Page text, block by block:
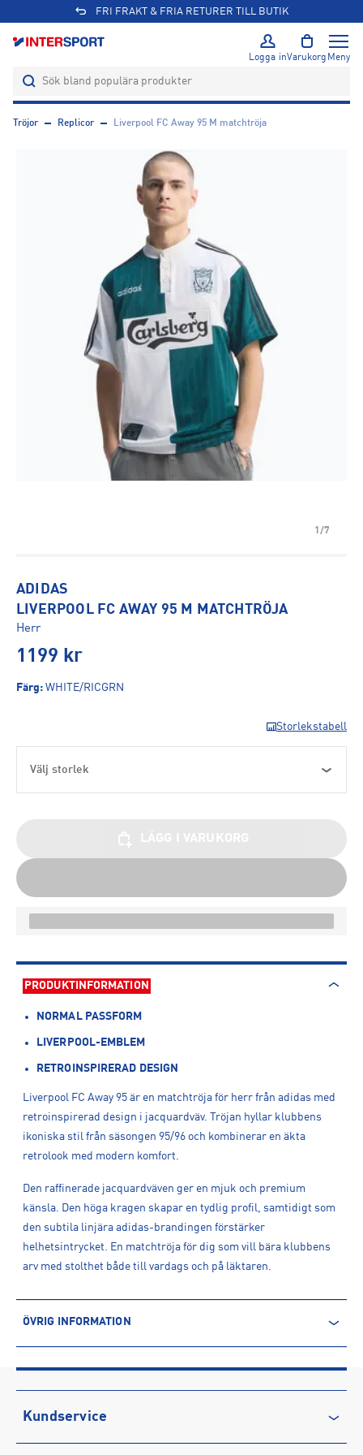
FRI FRAKT & FRIA RETURER TILL BUTIK
Logga inVarukorg Meny
Tröjor Replicor Liverpool FC Away 95 M matchtröja
1/7
ADIDAS
LIVERPOOL FC AWAY 95 M MATCHTRÖJA
Herr
1199 kr
Färg: WHITE/RICGRN
Storlekstabell
Välj storlek
PRODUKTINFORMATION
NORMAL PASSFORM
LIVERPOOL-EMBLEM
RETROINSPIRERAD DESIGN
Liverpool FC Away 95 är en matchtröja för herr från adidas med
retroinspirerad design i jacquardväv. Tröjan hyllar klubbens
ikoniska stil från säsongen 95/96 och kombinerar en äkta
retrolook med modern komfort.
Den raffinerade jacquardväven ger en mjuk och premium
känsla. Den höga kragen skapar en tydlig profil, samtidigt som
den subtila linjära adidas-brandingen förstärker
helhetsintrycket. En matchtröja för dig som vill bära klubbens
arv med stolthet både till vardags och på läktaren.
ÖVRIG INFORMATION
Produktnummer: 1620847
Leverantörens produktnummer: KA8093
Artikelnummer: 162084701-WHITE/RICGRN
Kundservice